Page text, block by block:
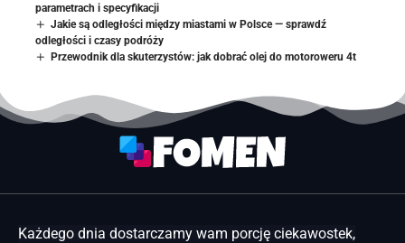
parametrach i specyfikacji
Jakie są odległości między miastami w Polsce — sprawdź
odległości i czasy podróży
Przewodnik dla skuterzystów: jak dobrać olej do motoroweru 4t
Każdego dnia dostarczamy wam porcję ciekawostek,